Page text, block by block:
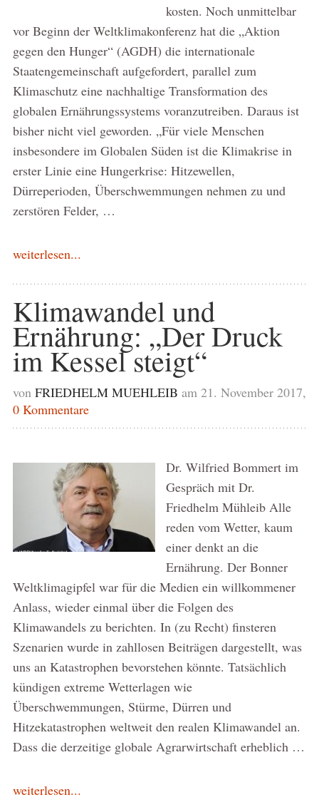
kosten. Noch unmittelbar
vor Beginn der Weltklimakonferenz hat die „Aktion
gegen den Hunger“ (AGDH) die internationale
Staatengemeinschaft aufgefordert, parallel zum
Klimaschutz eine nachhaltige Transformation des
globalen Ernährungssystems voranzutreiben. Daraus ist
bisher nicht viel geworden. „Für viele Menschen
insbesondere im Globalen Süden ist die Klimakrise in
erster Linie eine Hungerkrise: Hitzewellen,
Dürreperioden, Überschwemmungen nehmen zu und
zerstören Felder, …
weiterlesen...
Klimawandel und
Ernährung: „Der Druck
im Kessel steigt“
von FRIEDHELM MUEHLEIB am 21. November 2017,
0 Kommentare
Dr. Wilfried Bommert im
Gespräch mit Dr.
Friedhelm Mühleib Alle
reden vom Wetter, kaum
einer denkt an die
Ernährung. Der Bonner
Weltklimagipfel war für die Medien ein willkommener
Anlass, wieder einmal über die Folgen des
Klimawandels zu berichten. In (zu Recht) finsteren
Szenarien wurde in zahllosen Beiträgen dargestellt, was
uns an Katastrophen bevorstehen könnte. Tatsächlich
kündigen extreme Wetterlagen wie
Überschwemmungen, Stürme, Dürren und
Hitzekatastrophen weltweit den realen Klimawandel an.
Dass die derzeitige globale Agrarwirtschaft erheblich …
weiterlesen...